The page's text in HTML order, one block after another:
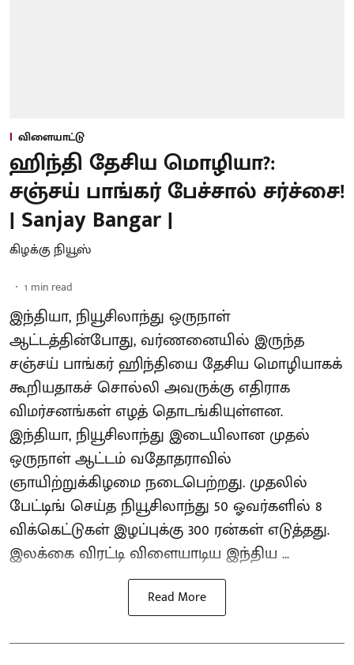
விளையாட்டு
ஹிந்தி தேசிய மொழியா?:
சஞ்சய் பாங்கர் பேச்சால் சர்ச்சை!
| Sanjay Bangar |
கிழக்கு நியூஸ்
1 min read
இந்தியா, நியூசிலாந்து ஒருநாள்
ஆட்டத்தின்போது, வர்ணனையில் இருந்த
சஞ்சய் பாங்கர் ஹிந்தியை தேசிய மொழியாகக்
கூறியதாகச் சொல்லி அவருக்கு எதிராக
விமர்சனங்கள் எழத் தொடங்கியுள்ளன.
இந்தியா, நியூசிலாந்து இடையிலான முதல்
ஒருநாள் ஆட்டம் வதோதராவில்
ஞாயிற்றுக்கிழமை நடைபெற்றது. முதலில்
பேட்டிங் செய்த நியூசிலாந்து 50 ஓவர்களில் 8
விக்கெட்டுகள் இழப்புக்கு 300 ரன்கள் எடுத்தது.
இலக்கை விரட்டி விளையாடிய இந்திய ...
Read More